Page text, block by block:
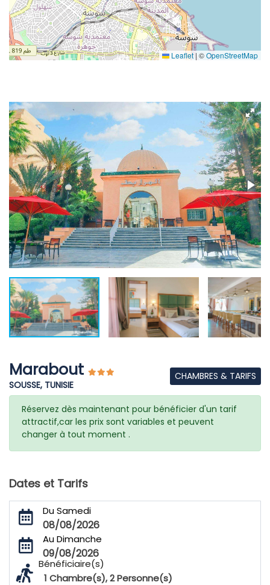
Leaflet | ©OpenStreetMap
Marabout
SOUSSE, TUNISIE
CHAMBRES & TARIFS
Réservez dès maintenant pour bénéficier d'un tarif
attractif,car les prix sont variables et peuvent
changer à tout moment .
Dates et Tarifs
Du Samedi
08/08/2026
Au Dimanche
09/08/2026
Bénéficiaire(s)
1 Chambre(s),2Personne(s)